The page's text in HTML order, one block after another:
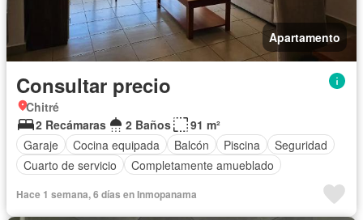
Apartamento
Consultar precio
Chitré
2 Recámaras
2 Baños
91 m²
Garaje
Cocina equipada Balcón Piscina
Seguridad
Cuarto de servicio
Completamente amueblado
Hace 1 semana, 6 días en Inmopanama